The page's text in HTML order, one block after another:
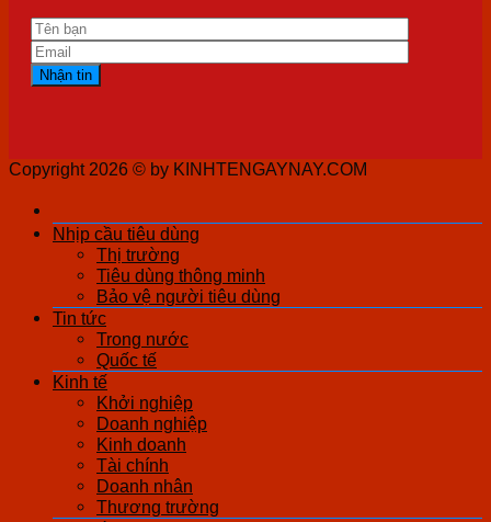
Copyright 2026 © by KINHTENGAYNAY.COM
Nhịp cầu tiêu dùng
Thị trường
Tiêu dùng thông minh
Bảo vệ người tiêu dùng
Tin tức
Trong nước
Quốc tế
Kinh tế
Khởi nghiệp
Doanh nghiệp
Kinh doanh
Tài chính
Doanh nhân
Thương trường